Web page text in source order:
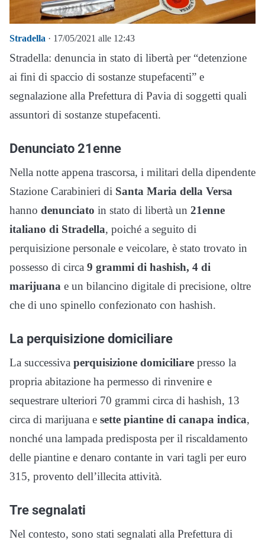
Stradella · 17/05/2021 alle 12:43
Stradella: denuncia in stato di libertà per “detenzione
ai fini di spaccio di sostanze stupefacenti” e
segnalazione alla Prefettura di Pavia di soggetti quali
assuntori di sostanze stupefacenti.
Denunciato 21enne
Nella notte appena trascorsa, i militari della dipendente
Stazione Carabinieri di Santa Maria della Versa
hanno denunciato in stato di libertà un 21enne
italiano di Stradella, poiché a seguito di
perquisizione personale e veicolare, è stato trovato in
possesso di circa 9 grammi di hashish, 4 di
marijuana e un bilancino digitale di precisione, oltre
che di uno spinello confezionato con hashish.
La perquisizione domiciliare
La successiva perquisizione domiciliare presso la
propria abitazione ha permesso di rinvenire e
sequestrare ulteriori 70 grammi circa di hashish, 13
circa di marijuana e sette piantine di canapa indica,
nonché una lampada predisposta per il riscaldamento
delle piantine e denaro contante in vari tagli per euro
315, provento dell’illecita attività.
Tre segnalati
Nel contesto, sono stati segnalati alla Prefettura di